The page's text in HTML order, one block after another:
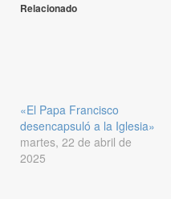
Relacionado
«El Papa Francisco
desencapsuló a la Iglesia»
martes, 22 de abril de
2025